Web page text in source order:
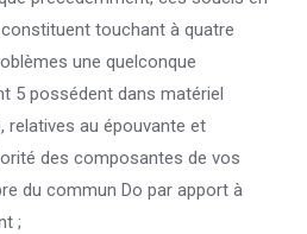
touchant à quatre
une quelconque
5 possédent dans matériel
relatives au épouvante et
des composantes de vos
du commun Do par apport à
;